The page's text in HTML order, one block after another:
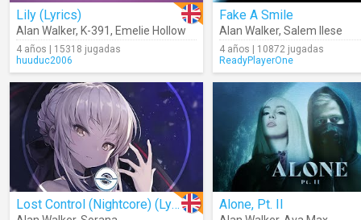
Lily (Lyrics)
Alan Walker, K-391 , Emelie Hollow
4 años | 15318 jugadas
huuduc2006
Fake A Smile
Alan Walker, Salem Ilese
4 años | 10872 jugadas
ReadyPlayerOne
Lost Control (Nightcore) (Lyrics) Alone, Pt. II